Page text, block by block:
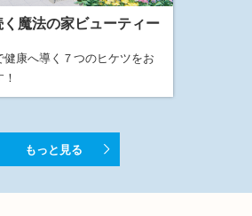
く魔法の家ビューティー
健康へ導く７つのヒケツをお
もっと見る